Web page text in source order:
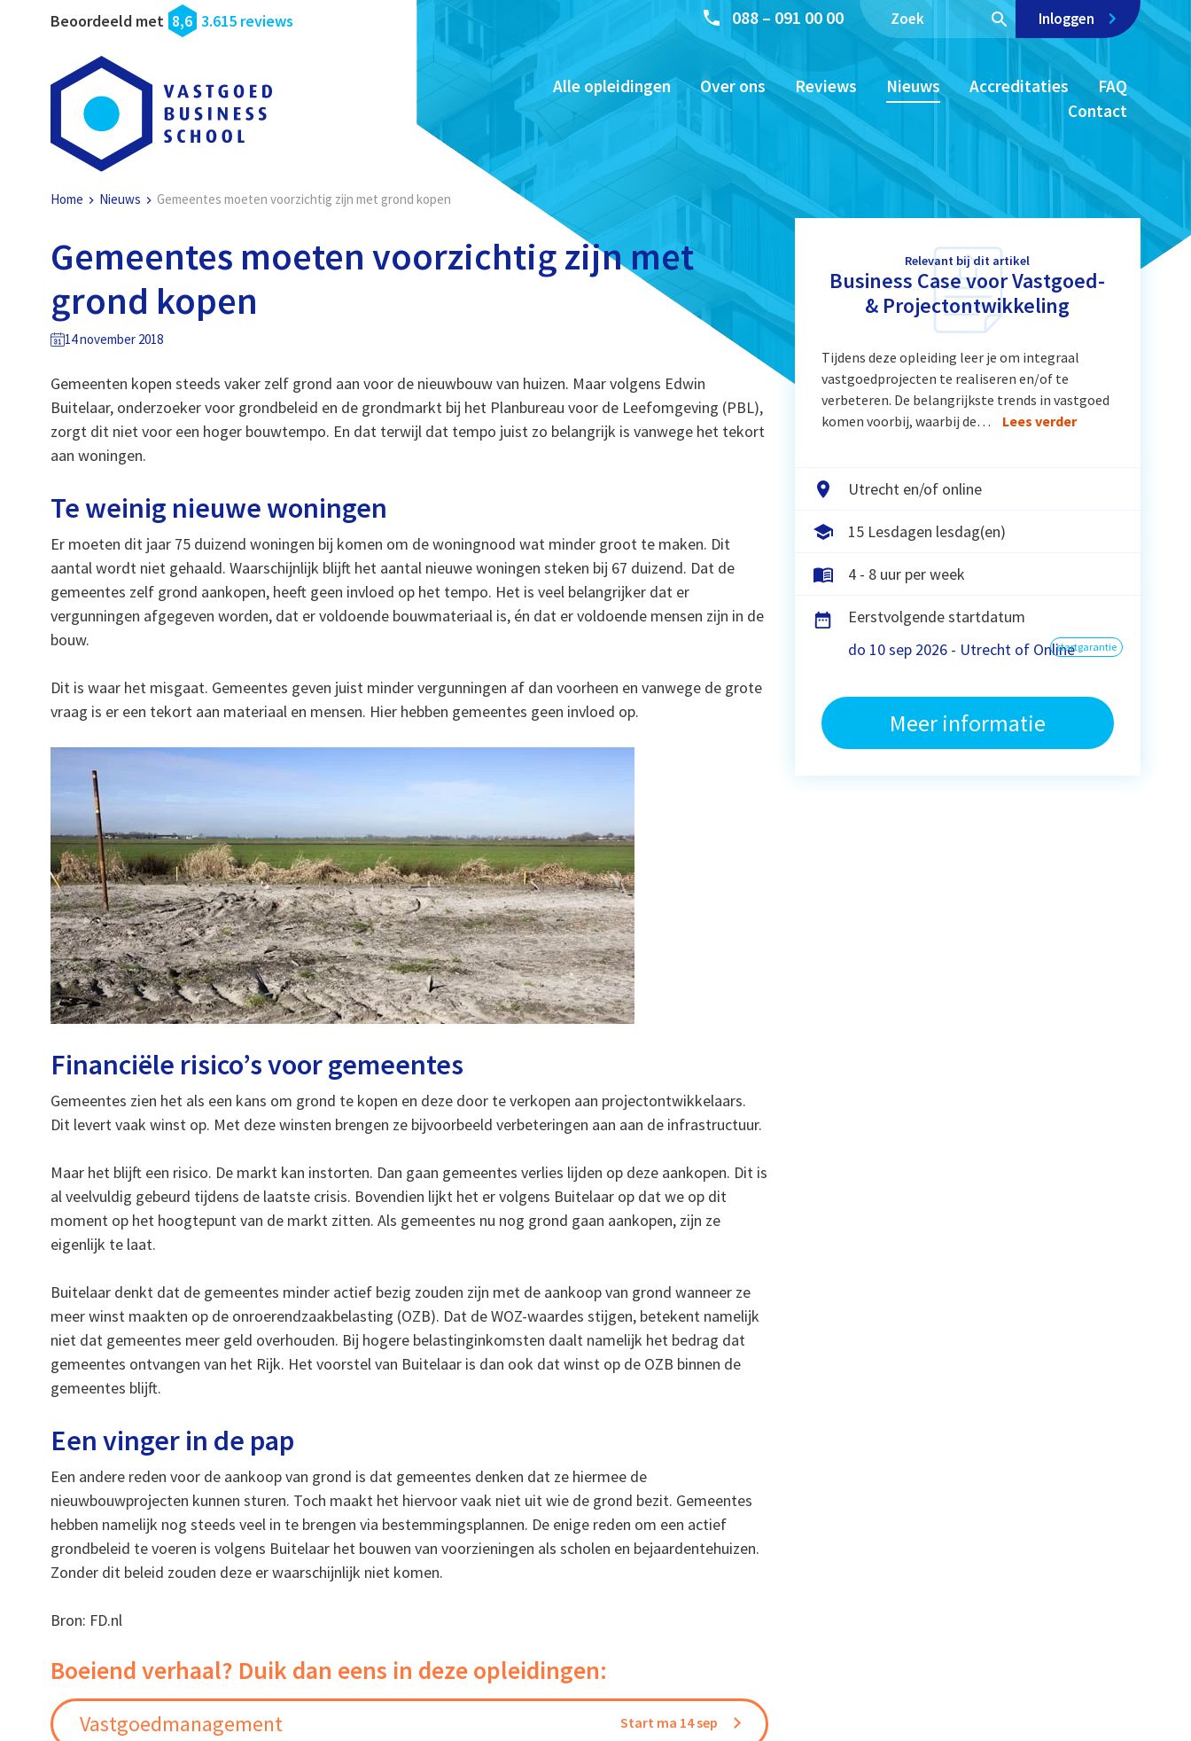
Beoordeeld met 8,6 3.615 reviews 088 – 091 00 00 Inloggen
Alle opleidingen Over ons Reviews Nieuws Accreditaties
FAQ
Contact
Home Nieuws Gemeentes moeten voorzichtig zijn met grond kopen
Gemeentes moeten voorzichtig zijn met
grond kopen
14 november 2018
Gemeenten kopen steeds vaker zelf grond aan voor de nieuwbouw van huizen. Maar volgens Edwin
Buitelaar, onderzoeker voor grondbeleid en de grondmarkt bij het Planbureau voor de Leefomgeving (PBL),
zorgt dit niet voor een hoger bouwtempo. En dat terwijl dat tempo juist zo belangrijk is vanwege het tekort
aan woningen.
Te weinig nieuwe woningen
Er moeten dit jaar 75 duizend woningen bij komen om de woningnood wat minder groot te maken. Dit
aantal wordt niet gehaald. Waarschijnlijk blijft het aantal nieuwe woningen steken bij 67 duizend. Dat de
gemeentes zelf grond aankopen, heeft geen invloed op het tempo. Het is veel belangrijker dat er
vergunningen afgegeven worden, dat er voldoende bouwmateriaal is, én dat er voldoende mensen zijn in de
bouw.
Dit is waar het misgaat. Gemeentes geven juist minder vergunningen af dan voorheen en vanwege de grote
vraag is er een tekort aan materiaal en mensen. Hier hebben gemeentes geen invloed op.
Financiële risico’s voor gemeentes
Gemeentes zien het als een kans om grond te kopen en deze door te verkopen aan projectontwikkelaars.
Dit levert vaak winst op. Met deze winsten brengen ze bijvoorbeeld verbeteringen aan aan de infrastructuur.
Maar het blijft een risico. De markt kan instorten. Dan gaan gemeentes verlies lijden op deze aankopen. Dit is
al veelvuldig gebeurd tijdens de laatste crisis. Bovendien lijkt het er volgens Buitelaar op dat we op dit
moment op het hoogtepunt van de markt zitten. Als gemeentes nu nog grond gaan aankopen, zijn ze
eigenlijk te laat.
Buitelaar denkt dat de gemeentes minder actief bezig zouden zijn met de aankoop van grond wanneer ze
meer winst maakten op de onroerendzaakbelasting (OZB). Dat de WOZ-waardes stijgen, betekent namelijk
niet dat gemeentes meer geld overhouden. Bij hogere belastinginkomsten daalt namelijk het bedrag dat
gemeentes ontvangen van het Rijk. Het voorstel van Buitelaar is dan ook dat winst op de OZB binnen de
gemeentes blijft.
Een vinger in de pap
Een andere reden voor de aankoop van grond is dat gemeentes denken dat ze hiermee de
nieuwbouwprojecten kunnen sturen. Toch maakt het hiervoor vaak niet uit wie de grond bezit. Gemeentes
hebben namelijk nog steeds veel in te brengen via bestemmingsplannen. De enige reden om een actief
grondbeleid te voeren is volgens Buitelaar het bouwen van voorzieningen als scholen en bejaardentehuizen.
Zonder dit beleid zouden deze er waarschijnlijk niet komen.
Bron: FD.nl
Boeiend verhaal? Duik dan eens in deze opleidingen:
Vastgoedmanagement Start ma 14 sep
Relevant bij dit artikel
Business Case voor Vastgoed-
& Projectontwikkeling
Tijdens deze opleiding leer je om integraal
vastgoedprojecten te realiseren en/of te
verbeteren. De belangrijkste trends in vastgoed
komen voorbij, waarbij de…
Lees verder
Utrecht en/of online
15 Lesdagen lesdag(en)
4 - 8 uur per week
Eerstvolgende startdatum
do 10 sep 2026 - Utrecht of Onlinestartgarantie
Meer informatie